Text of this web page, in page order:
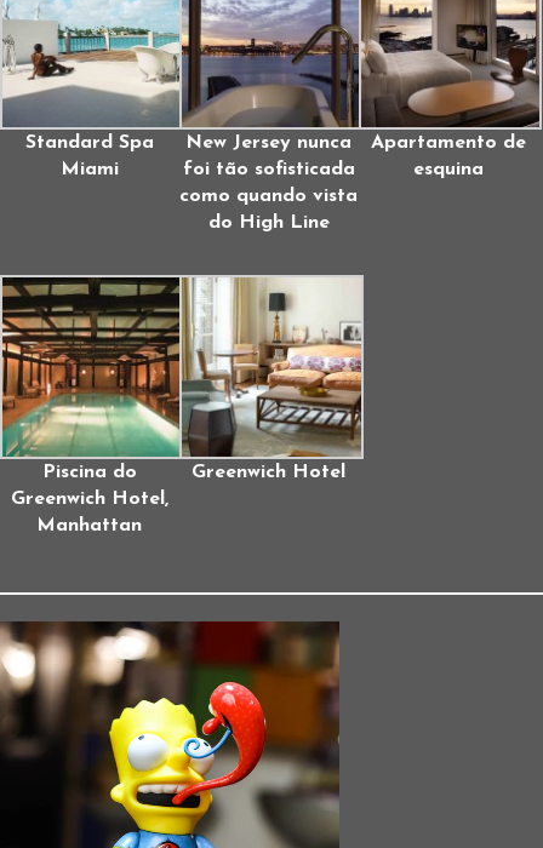
Standard Spa
Miami
New Jersey nunca
foi tão sofisticada
como quando vista
do High Line
Apartamento de
esquina
Piscina do
Greenwich Hotel,
Manhattan
Greenwich Hotel